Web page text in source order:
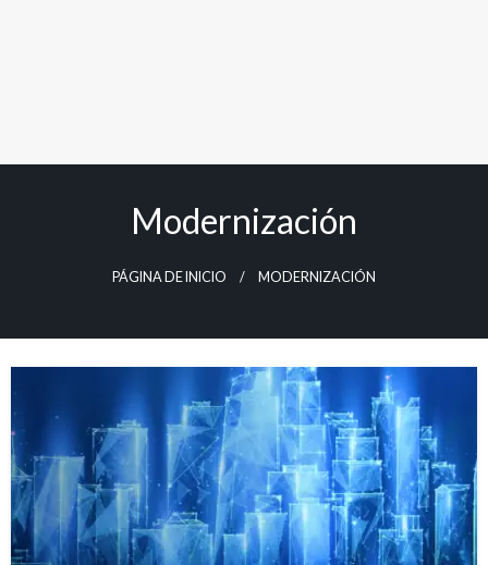
Modernización
PÁGINA DE INICIO MODERNIZACIÓN